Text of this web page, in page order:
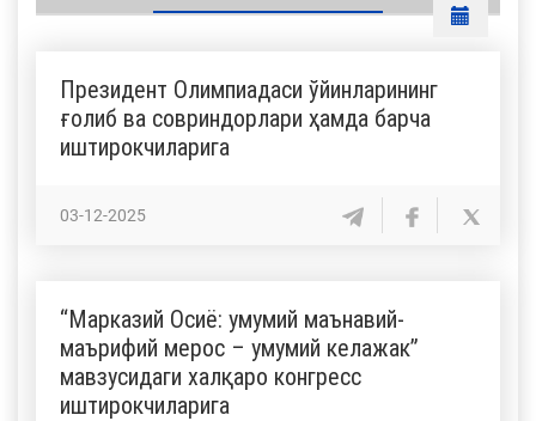
Президент Олимпиадаси ўйинларининг
ғолиб ва совриндорлари ҳамда барча
иштирокчиларига
03-12-2025
“Марказий Осиё: умумий маънавий-
маърифий мерос – умумий келажак”
мавзусидаги халқаро конгресс
иштирокчиларига